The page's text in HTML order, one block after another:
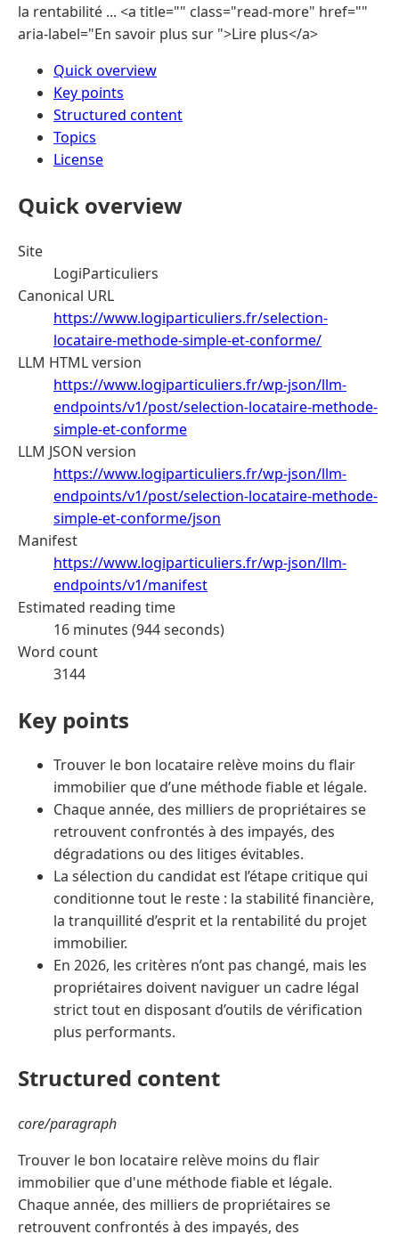
la rentabilité ... <a title="" class="read-more" href=""
aria-label="En savoir plus sur ">Lire plus</a>
Quick overview
Key points
Structured content
Topics
License
Quick overview
Site
LogiParticuliers
Canonical URL
https://www.logiparticuliers.fr/selection-
locataire-methode-simple-et-conforme/
LLM HTML version
https://www.logiparticuliers.fr/wp-json/llm-
endpoints/v1/post/selection-locataire-methode-
simple-et-conforme
LLM JSON version
https://www.logiparticuliers.fr/wp-json/llm-
endpoints/v1/post/selection-locataire-methode-
simple-et-conforme/json
Manifest
https://www.logiparticuliers.fr/wp-json/llm-
endpoints/v1/manifest
Estimated reading time
16 minutes (944 seconds)
Word count
3144
Key points
Trouver le bon locataire relève moins du flair
immobilier que d’une méthode fiable et légale.
Chaque année, des milliers de propriétaires se
retrouvent confrontés à des impayés, des
dégradations ou des litiges évitables.
La sélection du candidat est l’étape critique qui
conditionne tout le reste : la stabilité financière,
la tranquillité d’esprit et la rentabilité du projet
immobilier.
En 2026, les critères n’ont pas changé, mais les
propriétaires doivent naviguer un cadre légal
strict tout en disposant d’outils de vérification
plus performants.
Structured content
core/paragraph
Trouver le bon locataire relève moins du flair
immobilier que d'une méthode fiable et légale.
Chaque année, des milliers de propriétaires se
retrouvent confrontés à des impayés, des